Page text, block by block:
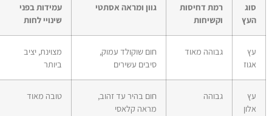
סוג
העץ
רמת דחיסות
וקשיחות
גוון ומראה אסתטי
עמידות בפני
שינויי לחות
עץ
אגוז
גבוהה מאוד
חום שוקולד עמוק,
סיבים עשירים
מצוינת, יציב
ביותר
עץ
אלון
גבוהה
חום בהיר עד זהוב,
מראה קלאסי
טובה מאוד